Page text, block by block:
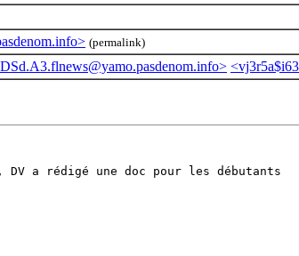
(permalink)
a rédigé une doc pour les débutants